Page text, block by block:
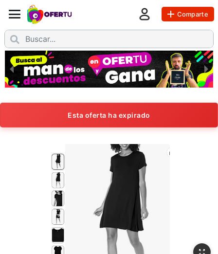
Comparte
Esta oferta ha expirado